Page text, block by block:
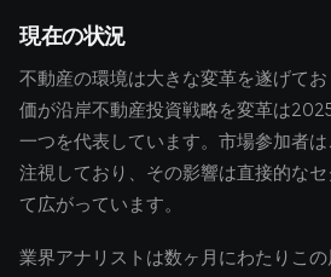
現在の状況
不動産の環境は大きな変革を遂げて
価が沿岸不動産投資戦略を変革は
一つを代表しています。市場参加者
注視しており、その影響は直接的な
て広がっています。
業界アナリストは数ヶ月にわたりこの